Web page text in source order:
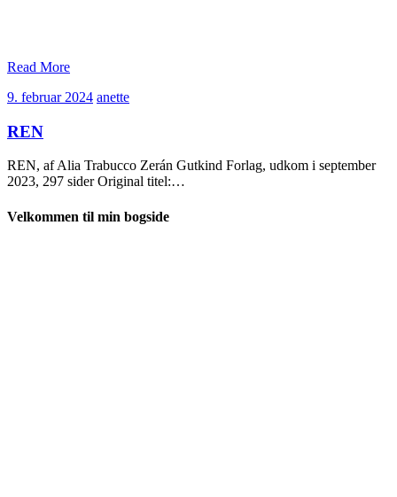
Read More
9. februar 20249.anetteanette
REN
REN, af Alia Trabucco Zerán Gutkind Forlag, udkom i september
2023, 297 sider Original titel:…
Velkommen til min bogside